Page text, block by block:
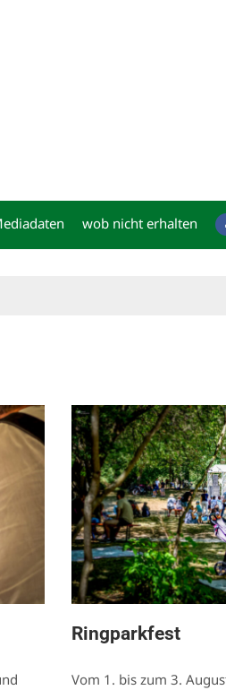
wob nicht erhalten
Ringparkfest
Vom 1. bis zum 3.